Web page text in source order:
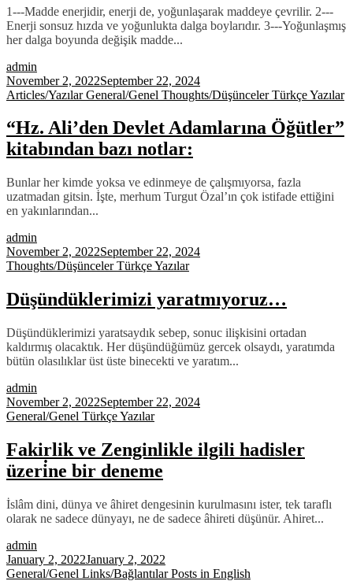
1---Madde enerjidir, enerji de, yoğunlaşarak maddeye çevrilir. 2---
Enerji sonsuz hızda ve yoğunlukta dalga boylarıdır. 3---Yoğunlaşmış
her dalga boyunda değişik madde...
admin
November 2, 2022September 22, 2024
Articles/YazılarGeneral/Genel Thoughts/DüşüncelerTürkçe Yazılar
“Hz. Ali’den Devlet Adamlarına Öğütler”
kitabından bazı notlar:
Bunlar her kimde yoksa ve edinmeye de çalışmıyorsa, fazla
uzatmadan gitsin. İşte, merhum Turgut Özal’ın çok istifade ettiğini
en yakınlarından...
admin
November 2, 2022September 22, 2024
Thoughts/DüşüncelerTürkçe Yazılar
Düşündüklerimizi yaratmıyoruz…
Düşündüklerimizi yaratsaydık sebep, sonuc ilişkisini ortadan
kaldırmış olacaktık. Her düşündüğümüz gercek olsaydı, yaratımda
bütün olasılıklar üst üste binecekti ve yaratım...
admin
November 2, 2022September 22, 2024
General/Genel Türkçe Yazılar
Fakirlik ve Zenginlikle ilgili hadisler
üzeri̇ne bir deneme
İslâm dini, dünya ve âhiret dengesinin kurulmasını ister, tek taraflı
olarak ne sadece dünyayı, ne de sadece âhireti düşünür. Ahiret...
admin
January 2, 2022January 2, 2022
General/Genel Links/BağlantılarPosts in English